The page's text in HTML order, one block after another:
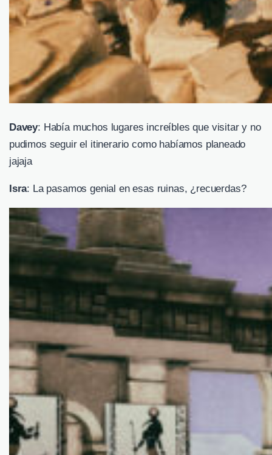
Davey: Había muchos lugares increíbles que visitar y no
pudimos seguir el itinerario como habíamos planeado
jajaja
Isra: La pasamos genial en esas ruinas, ¿recuerdas?